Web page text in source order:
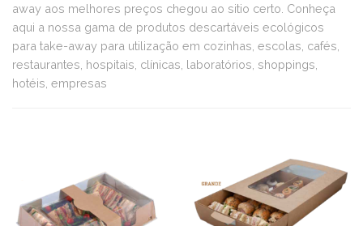
away aos melhores preços chegou ao sitio certo. Conheça
aqui a nossa gama de produtos descartáveis ecológicos
para take-away para utilização em cozinhas, escolas, cafés,
restaurantes, hospitais, clínicas, laboratórios, shoppings,
hotéis, empresas